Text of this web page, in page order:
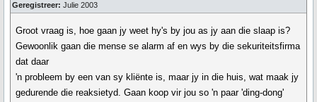
Geregistreer: Julie 2003
Groot vraag is, hoe gaan jy weet hy's by jou as jy aan die slaap is?
Gewoonlik gaan die mense se alarm af en wys by die sekuriteitsfirma
dat daar
'n probleem by een van sy kliënte is, maar jy in die huis, wat maak jy
gedurende die reaksietyd. Gaan koop vir jou so 'n paar 'ding-dong'